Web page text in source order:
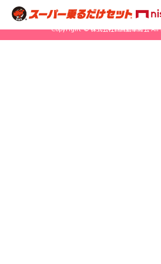
Copyright © 株式会社西自動車商会